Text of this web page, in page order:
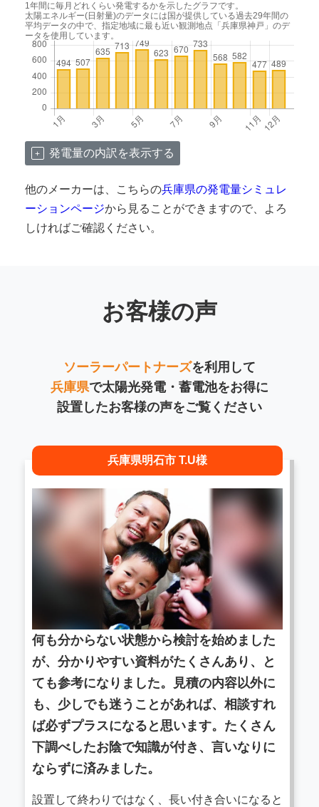
1年間に毎月どれくらい発電するかを示したグラフです。
太陽エネルギー(日射量)のデータには国が提供している過去29年間の
平均データの中で、指定地域に最も近い観測地点「兵庫県神戸」のデ
ータを使用しています。
発電量の内訳を表示する
他のメーカーは、こちらの兵庫県の発電量シミュレ
ーションページから見ることができますので、よろ
しければご確認ください。
お客様の声
ソーラーパートナーズを利用して
兵庫県で太陽光発電・蓄電池をお得に
設置したお客様の声をご覧ください
兵庫県明石市 T.U様
何も分からない状態から検討を始めました
が、分かりやすい資料がたくさんあり、と
ても参考になりました。見積の内容以外に
も、少しでも迷うことがあれば、相談すれ
ば必ずプラスになると思います。たくさん
下調べしたお陰で知識が付き、言いなりに
ならずに済みました。
設置して終わりではなく、長い付き合いになると